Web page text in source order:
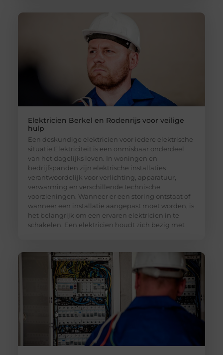
Elektricien Berkel en Rodenrijs voor veilige
hulp
Een deskundige elektricien voor iedere elektrische
situatie Elektriciteit is een onmisbaar onderdeel
van het dagelijks leven. In woningen en
bedrijfspanden zijn elektrische installaties
verantwoordelijk voor verlichting, apparatuur,
verwarming en verschillende technische
voorzieningen. Wanneer er een storing ontstaat of
wanneer een installatie aangepast moet worden, is
het belangrijk om een ervaren elektricien in te
schakelen. Een elektricien houdt zich bezig met